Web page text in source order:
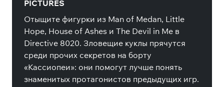
PICTURES
Отыщите фигурки из Man of Medan, Little
Hope, House of Ashes и The Devil in Me в
Directive 8020. Зловещие куклы прячутся
среди прочих секретов на борту
«Кассиопеи»: они помогут лучше понять
знаменитых протагонистов предыдущих игр.